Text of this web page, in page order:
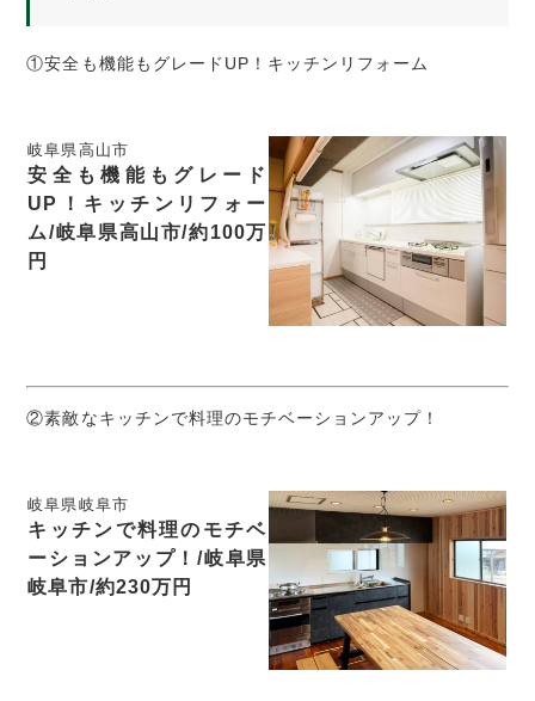
①安全も機能もグレードUP！キッチンリフォーム
岐阜県高山市
安全も機能もグレード
UP！キッチンリフォー
ム/岐阜県高山市/約100万
円
②素敵なキッチンで料理のモチベーションアップ！
岐阜県岐阜市
キッチンで料理のモチベ
ーションアップ！/岐阜県
岐阜市/約230万円